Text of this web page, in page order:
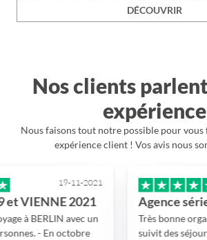
DÉCOUVRIR
Nos clients
expérience
Nous faisons tout notre possible pour
expérience client ! Vos avis nous
19-11-2021
2021
avec un
- En octobre
Très bonne
suivit des séjours et